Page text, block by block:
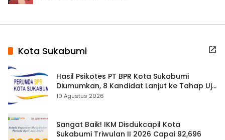
Kota Sukabumi
Hasil Psikotes PT BPR Kota Sukabumi
Diumumkan, 8 Kandidat Lanjut ke Tahap Uji
Kelayakan
10 Agustus 2026
Sangat Baik! IKM Disdukcapil Kota
Sukabumi Triwulan II 2026 Capai 92,696